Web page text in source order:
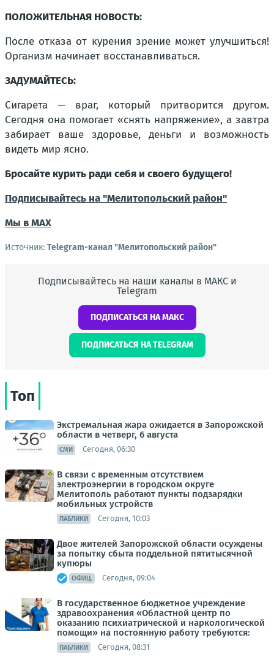
ПОЛОЖИТЕЛЬНАЯ НОВОСТЬ:
После отказа от курения зрение может улучшиться!
Организм начинает восстанавливаться.
ЗАДУМАЙТЕСЬ:
Сигарета — враг, который притворится другом.
Сегодня она помогает «снять напряжение», а завтра
забирает ваше здоровье, деньги и возможность
видеть мир ясно.
Бросайте курить ради себя и своего будущего!
Подписывайтесь на "Мелитопольский район"
Мы в МАХ
Источник: Telegram-канал "Мелитопольский район"
Подписывайтесь на наши каналы в МАКС и
Telegram
ПОДПИСАТЬСЯ НА МАКС
ПОДПИСАТЬСЯ НА TELEGRAM
Топ
Экстремальная жара ожидается в Запорожской
области в четверг, 6 августа
СМИ Сегодня, 06:30
В связи с временным отсутствием
электроэнергии в городском округе
Мелитополь работают пункты подзарядки
мобильных устройств
ПАБЛИКИ Сегодня, 10:03
Двое жителей Запорожской области осуждены
за попытку сбыта поддельной пятитысячной
купюры
ОФИЦ. Сегодня, 09:04
В государственное бюджетное учреждение
здравоохранения «Областной центр по
оказанию психиатрической и наркологической
помощи» на постоянную работу требуются:
ПАБЛИКИ Сегодня, 08:31